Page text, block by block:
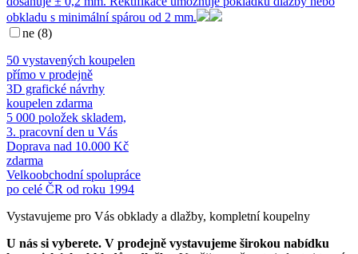
obkladu s minimální spárou od 2 mm.
ne (8)
50 vystavených koupelen
přímo v prodejně
3D grafické návrhy
koupelen zdarma
5 000 položek skladem,
3. pracovní den u Vás
Doprava nad 10.000 Kč
zdarma
Velkoobchodní spolupráce
po celé ČR od roku 1994
Vystavujeme pro Vás obklady a dlažby, kompletní koupelny
U nás si vyberete. V prodejně vystavujeme širokou nabídku